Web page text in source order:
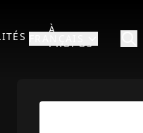
À
PROPOS